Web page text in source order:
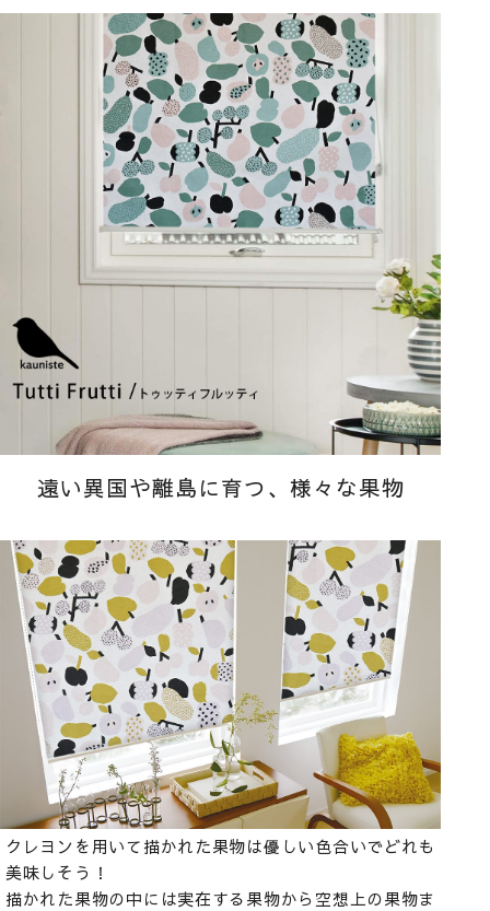
遠い異国や離島に育つ、様々な果物
クレヨンを用いて描かれた果物は優しい色合いでどれも
美味しそう！
描かれた果物の中には実在する果物から空想上の果物ま